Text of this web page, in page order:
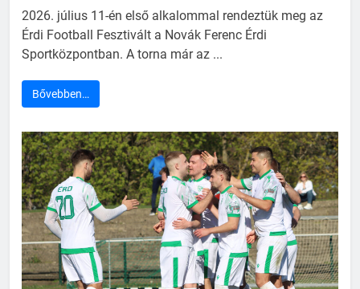
2026. július 11-én első alkalommal rendeztük meg az
Érdi Football Fesztivált a Novák Ferenc Érdi
Sportközpontban. A torna már az ...
Bővebben…